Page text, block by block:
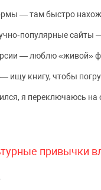
— там быстро
— люблю «живой»
ищу книгу, чтобы
я переключаюсь на
привычки